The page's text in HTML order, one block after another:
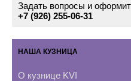
Задать вопросы и
+7 (926) 255-06-31
НАША КУЗНИЦА
О кузнице KVI